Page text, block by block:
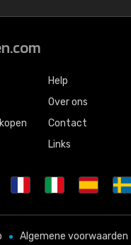
Help
Over ons
Contact
Links
Algemene voorwaarden